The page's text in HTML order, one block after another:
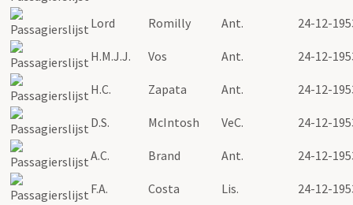
Lord Romilly Ant. 24-12-
H.M.J.J. Vos Ant. 24-12-
H.C. Zapata Ant. 24-12-
D.S. McIntosh VeC. 24-12-
A.C. Brand Ant. 24-12-
F.A. Costa Lis. 24-12-